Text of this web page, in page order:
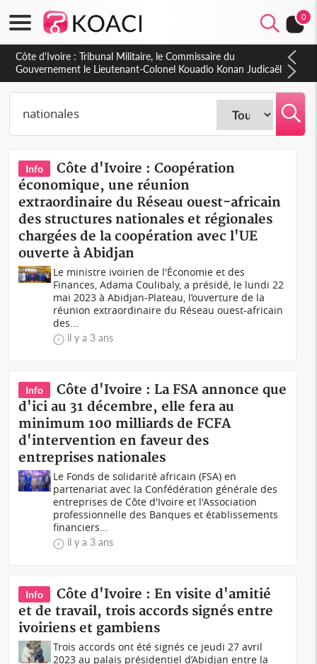
0
Burkina Faso : hausse de 75 FCFA du prix du litre du diesel à
la pompe
Info
Côte d'Ivoire : Coopération
économique, une réunion
extraordinaire du Réseau ouest-africain
des structures nationales et régionales
chargées de la coopération avec l'UE
ouverte à Abidjan
Le ministre ivoirien de l'Économie et des
Finances, Adama Coulibaly, a présidé, le lundi 22
mai 2023 à Abidjan-Plateau, l’ouverture de la
réunion extraordinaire du Réseau ouest-africain
des...
il y a 3 ans
Info
Côte d'Ivoire : La FSA annonce que
d'ici au 31 décembre, elle fera au
minimum 100 milliards de FCFA
d'intervention en faveur des
entreprises nationales
Le Fonds de solidarité africain (FSA) en
partenariat avec la Confédération générale des
entreprises de Côte d'Ivoire et l'Association
professionnelle des Banques et établissements
financiers...
il y a 3 ans
Info
Côte d'Ivoire : En visite d'amitié
et de travail, trois accords signés entre
ivoiriens et gambiens
Trois accords ont été signés ce jeudi 27 avril
2023 au palais présidentiel d’Abidjan entre la